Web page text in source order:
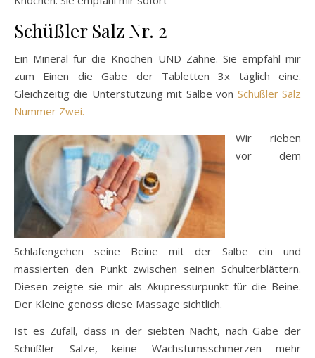
Schüßler Salz Nr. 2
Ein Mineral für die Knochen UND Zähne. Sie empfahl mir
zum Einen die Gabe der Tabletten 3x täglich eine.
Gleichzeitig die Unterstützung mit Salbe von Schüßler Salz
Nummer Zwei.
Wir rieben
vor dem
Schlafengehen seine Beine mit der Salbe ein und
massierten den Punkt zwischen seinen Schulterblättern.
Diesen zeigte sie mir als Akupressurpunkt für die Beine.
Der Kleine genoss diese Massage sichtlich.
Ist es Zufall, dass in der siebten Nacht, nach Gabe der
Schüßler Salze, keine Wachstumsschmerzen mehr